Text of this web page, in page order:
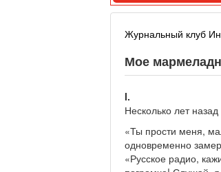
Журнальный клуб
Мое
I.
Несколько лет
«Ты прости меня,
одновременно
«Русское радио,